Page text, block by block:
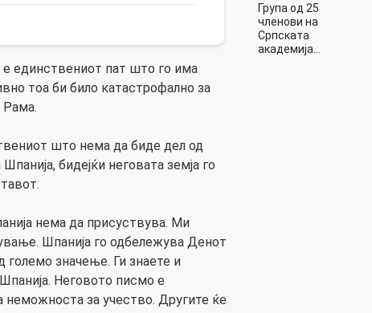
единствениот пат што го има
тоа би било катастрофално за
Рама.
што нема да биде дел од
бидејќи неговата земја го
нема да присуствува. Ми
Шпанија го одбележува Денот
големо значење. Ги знаете и
Неговото писмо е
неможноста за учество. Другите ќе
Група од 25
членови на
Српската
академија…